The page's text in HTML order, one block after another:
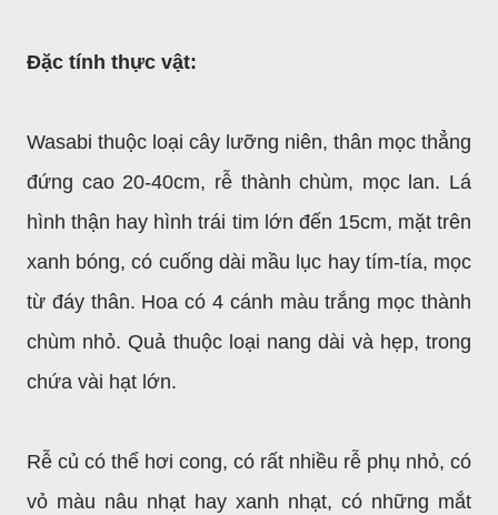
Đặc tính thực vật:
Wasabi thuộc loại cây lưỡng niên, thân mọc thẳng
đứng cao 20-40cm, rễ thành chùm, mọc lan. Lá
hình thận hay hình trái tim lớn đến 15cm, mặt trên
xanh bóng, có cuống dài mầu lục hay tím-tía, mọc
từ đáy thân. Hoa có 4 cánh màu trắng mọc thành
chùm nhỏ. Quả thuộc loại nang dài và hẹp, trong
chứa vài hạt lớn.
Rễ củ có thể hơi cong, có rất nhiều rễ phụ nhỏ, có
vỏ màu nâu nhạt hay xanh nhạt, có những mắt